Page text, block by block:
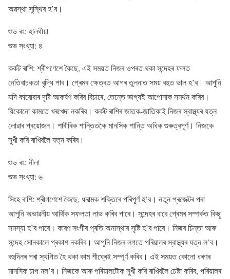
অৱস্থা সুস্থিৰ হ’ব।
শুভ ৰং: হালধীয়া
শুভ সংখ্যা: ৪
কৰ্কট ৰাশি: শ্ৰীগণেশে কৈছে, এই সময়ত নিজৰ ওপৰত থকা সন্দেহৰ ফলত
নেতিবাচকতা বৃদ্ধি পাব। প্ৰেমৰ ক্ষেত্ৰত আগৰ তুলনাত সময় বহুত ভাল হ’ব। আপুনি
যদি কাৰোবাৰ দৃষ্টি আকৰ্ষণ কৰিব বিচাৰে, তেন্তে ভাগ্যই আপোনাক সমৰ্থন কৰিব।
যিকোনো কামতে খৰখেদা নকৰিব। কৰ্কট ৰাশিৰ জাতক-জাতিকাই নিজৰ স্বাস্থ্যৰ যত্ন
লোৱাৰ প্ৰয়োজন। শাৰীৰিক শান্তিতকৈ মানসিক শান্তি অধিক গুৰুত্বপূৰ্ণ। নিজকে
সুখী কৰি ৰাখিবলৈ যত্ন কৰিব।
শুভ ৰং: নীলা
শুভ সংখ্যা: ৬
সিংহ ৰাশি: শ্ৰীগণেশে কৈছে, ধনাত্মক শক্তিৰে পৰিপূৰ্ণ হ’ব। নতুন প্ৰজেক্টৰ পৰা
আপুনি অভাৱনীয় আৰ্থিক সফলতা লাভ কৰিব পাৰে। সন্দেহৰ বাবে প্ৰেমৰ সম্পৰ্কত কিছু
সমস্যা হ’ব পাৰে। কাৰণ সংগীৰ প্ৰতি অনাস্থাৰ সৃষ্টি হ’ব পাৰে। নিজৰ চিন্তা আৰু
সন্দেহ সোনকালে প্ৰকাশ নকৰিব। আপুনি নিজৰ লগতে পৰিয়ালৰ স্বাস্থ্যৰ যত্ন ল’ব।
বহুদিনৰ পৰা স্থগিত হৈ থকা কাম শীঘ্ৰেই সম্পূৰ্ণ কৰিব। এই সময়ত কোনো ধৰণৰ
মানসিক চাপ নল’ব। নিজকে আৰু পৰিয়ালটোক সুখী কৰি ৰাখিবলৈ চেষ্টা কৰিব, পৰিয়ালৰ